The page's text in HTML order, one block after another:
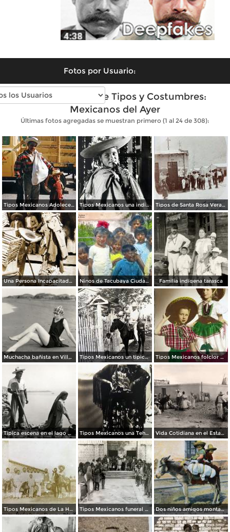
Fotos por Usuario:
Fotos antiguas de Tipos y Costumbres:
Mexicanos del Ayer
Últimas fotos agregadas se muestran primero (1 al 24 de 308):
Tipos Mexicanos Adolecente 1961. Tipos Mexicanos una india Huananche. Tipos de Santa Rosa Veracruz. ( Circulada el 11 de Agosto de 1908 ).
Una Persona Incapacitada con su protesis de palo. Ninos de Tacubaya Ciudad de México. Familia indígena tarasca
Muchacha bañista en Villa del Mar Tipos Mexicanos un tipico jarocho.. Tipos Mexicanos folclor Mexicano.
Típica escena en el lago de Pátzcuaro Tipos Mexicanos una Tehuana. Vida Cotidiana en el Estado de Veracruz 1922.
Tipos Mexicanos de La Hacienda La Purisima. Tipos Mexicanos funeral de un nino.. Dos niños amigos montados en burro